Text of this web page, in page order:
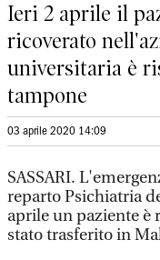
Ieri 2 aprile il
ricoverato
universitaria è
tampone
03 aprile 2020 14:09
SASSARI.
reparto Psichiatria
aprile un paziente è
stato trasferito in